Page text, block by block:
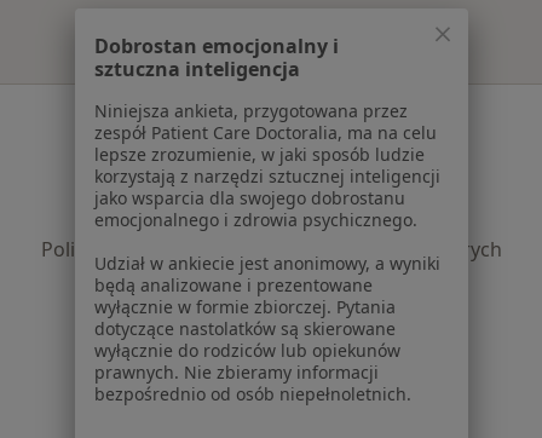
Serwis
Regulamin
Polityka prywatności pacjentów
Polityka prywatności profesjonalistów
Polityka prywatności dla profesjonalistów, których
dane pozyskaliśmy samodzielnie
Polityka cookies
Jak działają wyniki wyszukiwania
Dostępność
O nas
Dobrostan emocjonalny i
sztuczna inteligencja
Niniejsza ankieta, przygotowana przez
zespół Patient Care Doctoralia, ma na celu
lepsze zrozumienie, w jaki sposób ludzie
korzystają z narzędzi sztucznej inteligencji
jako wsparcia dla swojego dobrostanu
emocjonalnego i zdrowia psychicznego.
Udział w ankiecie jest anonimowy, a wyniki
będą analizowane i prezentowane
wyłącznie w formie zbiorczej. Pytania
dotyczące nastolatków są skierowane
wyłącznie do rodziców lub opiekunów
prawnych. Nie zbieramy informacji
bezpośrednio od osób niepełnoletnich.